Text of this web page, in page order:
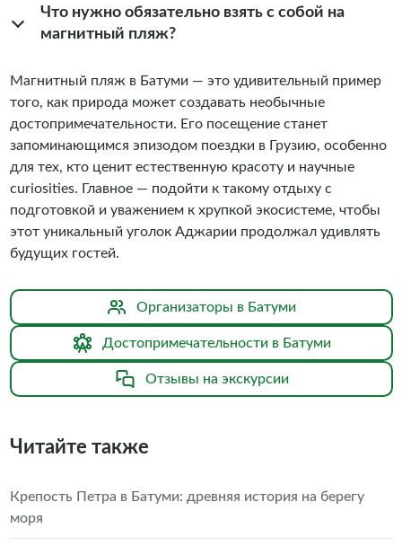
Что нужно обязательно взять с собой на
магнитный пляж?
Магнитный пляж в Батуми — это удивительный пример
того, как природа может создавать необычные
достопримечательности. Его посещение станет
запоминающимся эпизодом поездки в Грузию, особенно
для тех, кто ценит естественную красоту и научные
curiosities. Главное — подойти к такому отдыху с
подготовкой и уважением к хрупкой экосистеме, чтобы
этот уникальный уголок Аджарии продолжал удивлять
будущих гостей.
Организаторы в Батуми
Достопримечательности в Батуми
Отзывы на экскурсии
Читайте также
Крепость Петра в Батуми: древняя история на берегу
моря